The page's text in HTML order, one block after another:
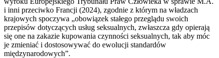
i inni przeciwko Francji (2024), zgodnie z którym na władzach
krajowych spoczywa „obowiązek stałego przeglądu swoich
przepisów dotyczących usług seksualnych, zwłaszcza gdy opierają
się one na zakazie kupowania czynności seksualnych, tak aby móc
je zmieniać i dostosowywać do ewolucji standardów
międzynarodowych”.